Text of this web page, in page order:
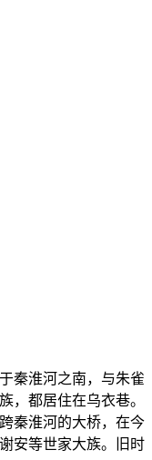
秦淮河之南，与朱雀
，都居住在乌衣巷。
秦淮河的大桥，在今
安等世家大族。旧时